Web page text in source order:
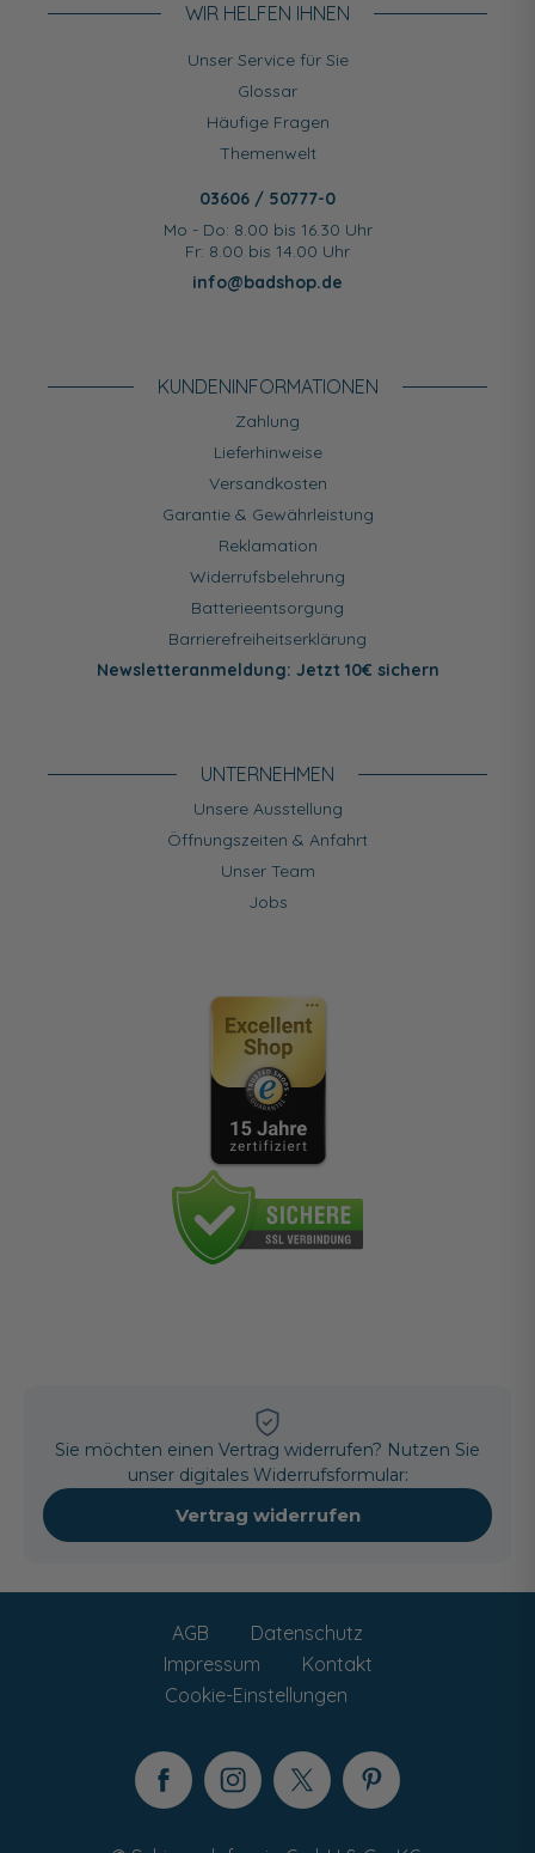
WIR HELFEN IHNEN
Unser Service für Sie
Glossar
Häufige Fragen
Themenwelt
03606 / 50777-0
Mo - Do: 8.00 bis 16.30 Uhr
Fr: 8.00 bis 14.00 Uhr
info@badshop.de
KUNDEN­INFORMATIONEN
Zahlung
Lieferhinweise
Versandkosten
Garantie & Gewährleistung
Reklamation
Widerrufsbelehrung
Batterieentsorgung
Barrierefreiheitserklärung
Newsletteranmeldung: Jetzt 10€ sichern
UNTERNEHMEN
Unsere Ausstellung
Öffnungszeiten & Anfahrt
Unser Team
Jobs
Sie möchten einen Vertrag widerrufen? Nutzen Sie
unser digitales Widerrufsformular:
Vertrag widerrufen
AGB
Datenschutz
Impressum
Kontakt
Cookie-Einstellungen